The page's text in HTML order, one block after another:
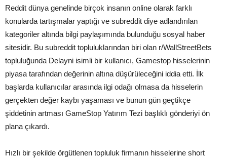
Reddit dünya genelinde birçok insanın online olarak farklı
konularda tartışmalar yaptığı ve subreddit diye adlandırılan
kategoriler altında bilgi paylaşımında bulunduğu sosyal haber
sitesidir. Bu subreddit topluluklarından biri olan r/WallStreetBets
topluluğunda Delayni isimli bir kullanıcı, Gamestop hisselerinin
piyasa tarafından değerinin altına düşürüleceğini iddia etti. İlk
başlarda kullanıcılar arasında ilgi odağı olmasa da hisselerin
gerçekten değer kaybı yaşaması ve bunun gün geçtikçe
şiddetinin artması GameStop Yatırım Tezi başlıklı gönderiyi ön
plana çıkardı.
Hızlı bir şekilde örgütlenen topluluk firmanın hisselerine short